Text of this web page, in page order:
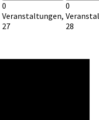
0
Veranstaltungen,
27
0
28